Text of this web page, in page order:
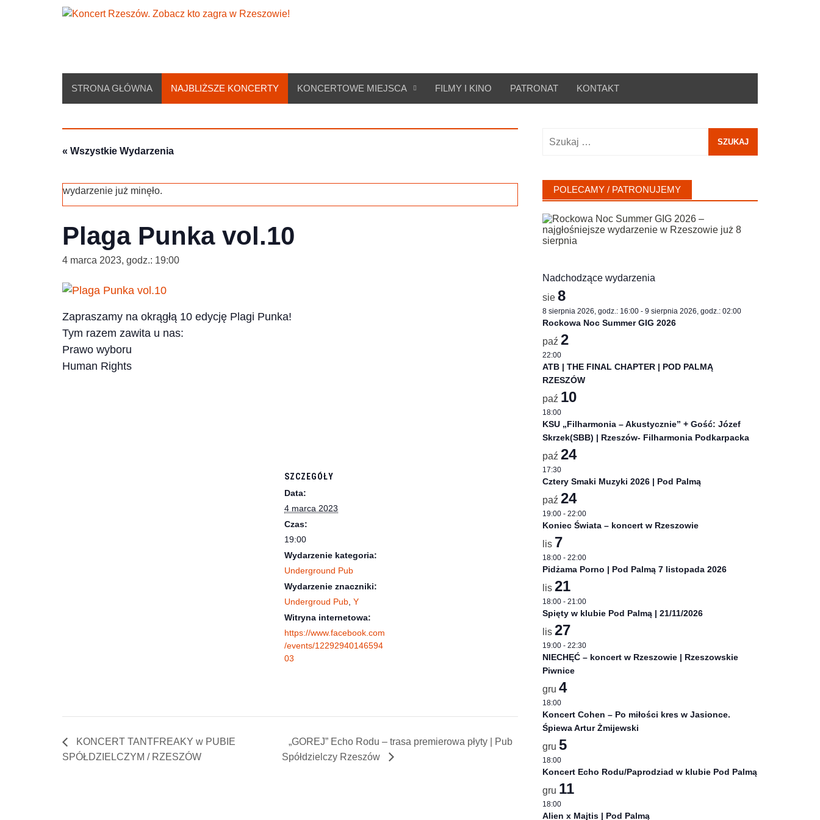
STRONA GŁÓWNA NAJBLIŻSZE KONCERTY KONCERTOWE MIEJSCA FILMY I KINO PATRONAT KONTAKT
« Wszystkie Wydarzenia
wydarzenie już minęło.
Plaga Punka vol.10
4 marca 2023, godz.: 19:00
Zapraszamy na okrągłą 10 edycję Plagi Punka!
Tym razem zawita u nas:
Prawo wyboru
Human Rights
SZCZEGÓŁY
Data:
4 marca 2023
Czas:
19:00
Wydarzenie kategoria:
Underground Pub
Wydarzenie znaczniki:
Undergroud Pub Y
Witryna internetowa:
https://www.facebook.com
/events/12292940146594
03
KONCERT TANTFREAKY w PUBIE
SPÓŁDZIELCZYM / RZESZÓW
„GOREJ” Echo Rodu – trasa premierowa płyty | Pub
Spółdzielczy Rzeszów
POLECAMY / PATRONUJEMY
Nadchodzące wydarzenia
sie 8
8 sierpnia 2026, godz.: 16:00- 9 sierpnia 2026, godz.: 02:00
Rockowa Noc Summer GIG 2026
paź 2
22:00
ATB | THE FINAL CHAPTER | POD PALMĄ
RZESZÓW
paź 10
18:00
KSU „Filharmonia – Akustycznie” + Gość: Józef
Skrzek(SBB) | Rzeszów- Filharmonia Podkarpacka
paź 24
17:30
Cztery Smaki Muzyki 2026 | Pod Palmą
paź 24
19:00- 22:00
Koniec Świata – koncert w Rzeszowie
lis 7
18:00- 22:00
Pidżama Porno | Pod Palmą 7 listopada 2026
lis 21
18:00- 21:00
Spięty w klubie Pod Palmą | 21/11/2026
lis 27
19:00- 22:30
NIECHĘĆ – koncert w Rzeszowie | Rzeszowskie
Piwnice
gru 4
18:00
Koncert Cohen – Po miłości kres w Jasionce.
Śpiewa Artur Żmijewski
gru 5
18:00
Koncert Echo Rodu/Paprodziad w klubie Pod Palmą
gru 11
18:00
Alien x Majtis | Pod Palmą